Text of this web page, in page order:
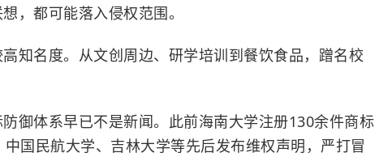
，都可能落入侵权范围。
知名度。从文创周边、研学培训到餐饮食品，蹭名校
御体系早已不是新闻。此前海南大学注册130余件商标
中国民航大学、 吉林大学等先后发布维权声明，严打冒